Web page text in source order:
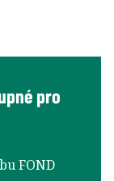
pro
FOND